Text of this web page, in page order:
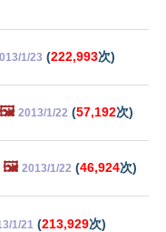
1/23 (222,993次)
🖼️ 2013/1/22 (57,192次)
🖼️ 2013/1/22 (46,924次)
1/21 (213,929次)